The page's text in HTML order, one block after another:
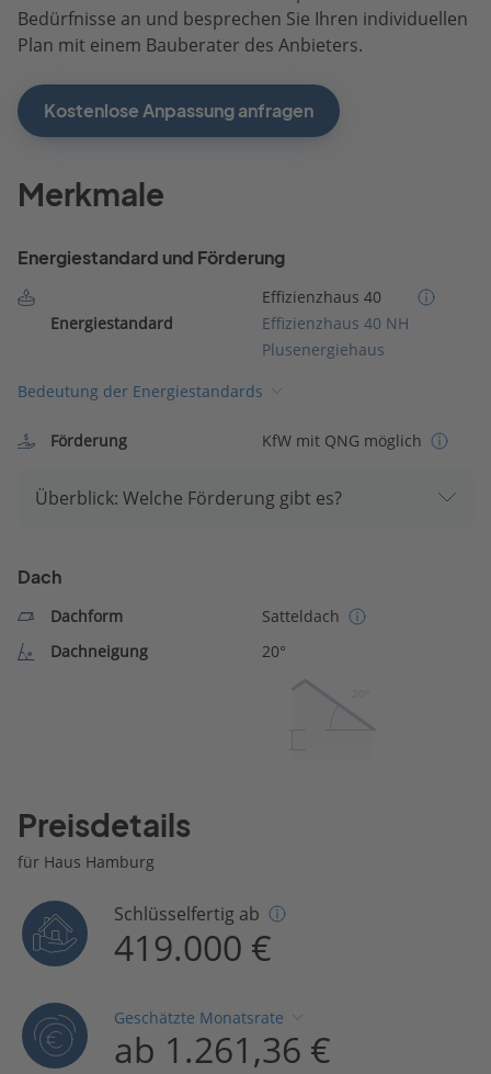
Bedürfnisse an und besprechen Sie Ihren individuellen
Plan mit einem Bauberater des Anbieters.
Kostenlose Anpassung anfragen
Merkmale
Energiestandard und Förderung
Energiestandard
Effizienzhaus 40
Effizienzhaus 40 NH
Plusenergiehaus
Bedeutung der Energiestandards
Förderung KfW mit QNG möglich
Überblick: Welche Förderung gibt es?
Dach
Dachform
Satteldach
Dachneigung
20°
Preisdetails
für Haus Hamburg
Schlüsselfertig ab
419.000 €
Geschätzte Monatsrate
ab 1.261,36 €